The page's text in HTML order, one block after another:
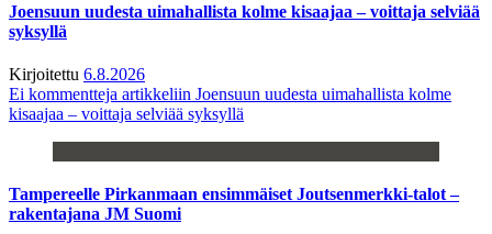
Joensuun uudesta uimahallista kolme kisaajaa – voittaja selviää
syksyllä
Kirjoitettu 6.8.2026
Ei kommentteja artikkeliin Joensuun uudesta uimahallista kolme
kisaajaa – voittaja selviää syksyllä
Tampereelle Pirkanmaan ensimmäiset Joutsenmerkki-talot –
rakentajana JM Suomi